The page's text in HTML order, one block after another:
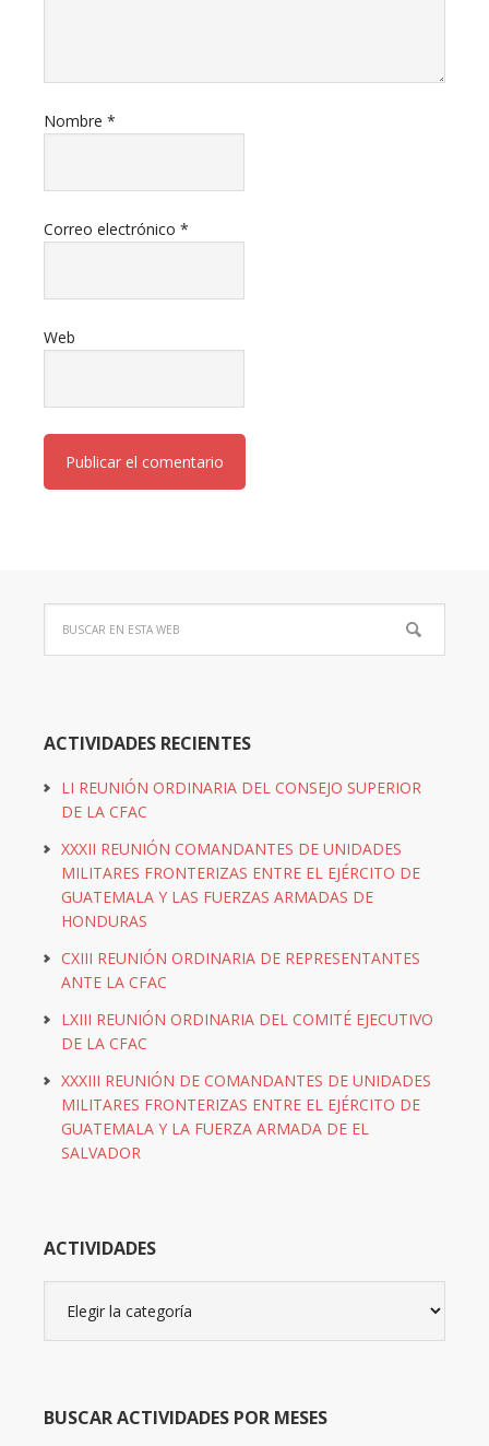
Nombre *
Correo electrónico *
Web
ACTIVIDADES RECIENTES
LI REUNIÓN ORDINARIA DEL CONSEJO SUPERIOR
DE LA CFAC
XXXII REUNIÓN COMANDANTES DE UNIDADES
MILITARES FRONTERIZAS ENTRE EL EJÉRCITO DE
GUATEMALA Y LAS FUERZAS ARMADAS DE
HONDURAS
CXIII REUNIÓN ORDINARIA DE REPRESENTANTES
ANTE LA CFAC
LXIII REUNIÓN ORDINARIA DEL COMITÉ EJECUTIVO
DE LA CFAC
XXXIII REUNIÓN DE COMANDANTES DE UNIDADES
MILITARES FRONTERIZAS ENTRE EL EJÉRCITO DE
GUATEMALA Y LA FUERZA ARMADA DE EL
SALVADOR
ACTIVIDADES
BUSCAR ACTIVIDADES POR MESES